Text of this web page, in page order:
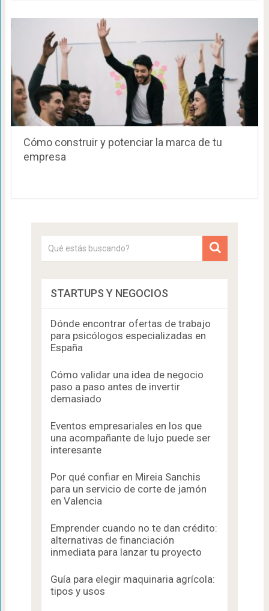
Cómo construir y potenciar la marca de tu
empresa
STARTUPS Y NEGOCIOS
Dónde encontrar ofertas de trabajo
para psicólogos especializadas en
España
Cómo validar una idea de negocio
paso a paso antes de invertir
demasiado
Eventos empresariales en los que
una acompañante de lujo puede ser
interesante
Por qué confiar en Mireia Sanchis
para un servicio de corte de jamón
en Valencia
Emprender cuando no te dan crédito:
alternativas de financiación
inmediata para lanzar tu proyecto
Guía para elegir maquinaria agrícola:
tipos y usos